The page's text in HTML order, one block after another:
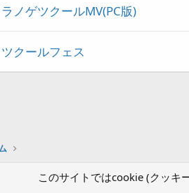
ラノゲツクールMV(PC版)
ツクールフェス
ルフォーラム（β版） 日本語 (Japanese)
このサイトではcookie (クッキ